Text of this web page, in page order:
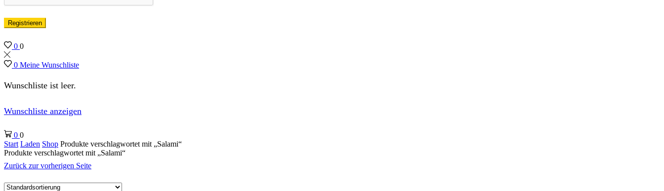
Registrieren
0 0
0 Meine Wunschliste
Wunschliste ist leer.
Wunschliste anzeigen
0 0
Start Laden Shop Produkte verschlagwortet mit „Salami“
Produkte verschlagwortet mit „Salami“
Zurück zur vorherigen Seite